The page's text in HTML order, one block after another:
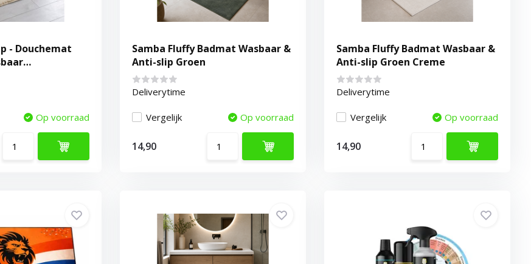
- Douchemat
- Creme
Op voorraad
Samba Fluffy Badmat Wasbaar &
Anti-slip Groen
Deliverytime
Vergelijk Op voorraad
14,90
Samba Fluffy Badmat Wasbaar &
Anti-slip Groen Creme
Deliverytime
Vergelijk Op voorraad
14,90